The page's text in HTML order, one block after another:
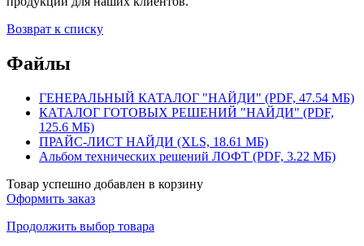
Возврат к списку
Файлы
ГЕНЕРАЛЬНЫЙ КАТАЛОГ "НАЙДИ" (PDF, 47.54 МБ)
КАТАЛОГ ГОТОВЫХ РЕШЕНИЙ "НАЙДИ" (PDF,
125.6 МБ)
ПРАЙС-ЛИСТ НАЙДИ (XLS, 18.61 МБ)
Альбом технических решений ЛОФТ (PDF, 3.22 МБ)
Товар успешно добавлен в корзину
Оформить заказ
Продолжить выбор товара